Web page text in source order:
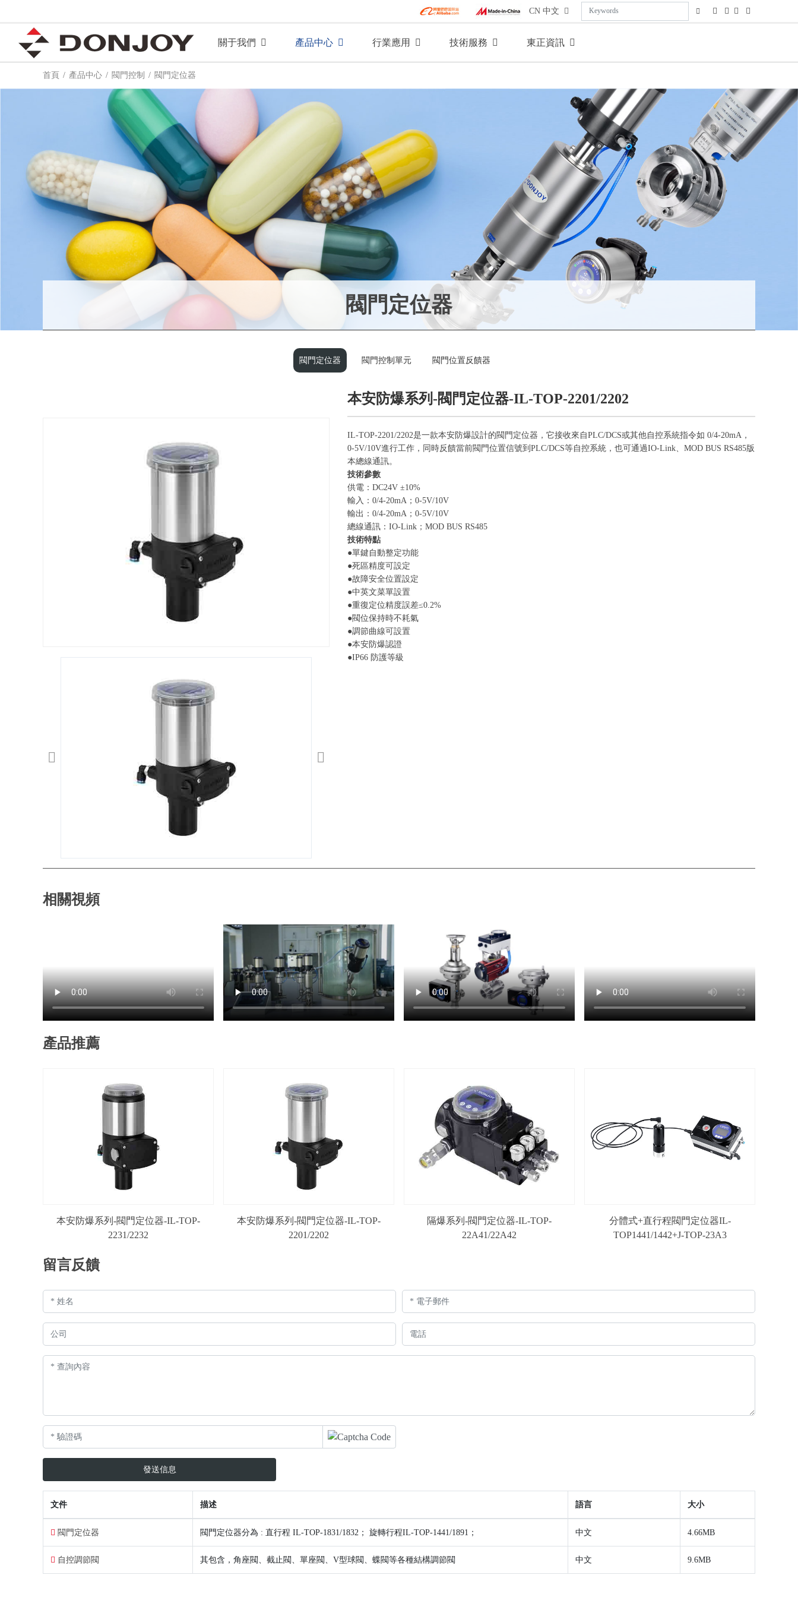
CN 中文
關于我們 產品中心 行業應用 技術服務 東正資訊
首頁 產品中心 閥門控制 閥門定位器
閥門定位器
閥門定位器 閥門控制單元 閥門位置反饋器
本安防爆系列-閥門定位器-IL-TOP-2201/2202
IL-TOP-2201/2202是一款本安防爆設計的閥門定位器，它接收來自PLC/DCS或其他自控系統指令如 0/4-20mA，
0-5V/10V進行工作，同時反饋當前閥門位置信號到PLC/DCS等自控系統，也可通過IO-Link、MOD BUS RS485版
本總線通訊。
技術參數
供電：DC24V ±10%
輸入：0/4-20mA；0-5V/10V
輸出：0/4-20mA；0-5V/10V
總線通訊：IO-Link；MOD BUS RS485
技術特點
●單鍵自動整定功能
●死區精度可設定
●故障安全位置設定
●中英文菜單設置
●重復定位精度誤差≤0.2%
●閥位保持時不耗氣
●調節曲線可設置
●本安防爆認證
●IP66 防護等級
相關視頻
產品推薦
本安防爆系列-閥門定位器-IL-TOP-
2231/2232
本安防爆系列-閥門定位器-IL-TOP-
2201/2202
隔爆系列-閥門定位器-IL-TOP-
22A41/22A42
分體式+直行程閥門定位器IL-
TOP1441/1442+J-TOP-23A3
留言反饋
發送信息
文件 描述 語言 大小
閥門定位器 閥門定位器分為 : 直行程 IL-TOP-1831/1832； 旋轉行程IL-TOP-1441/1891； 中文 4.66MB
自控調節閥 其包含，角座閥、截止閥、單座閥、V型球閥、蝶閥等各種結構調節閥 中文 9.6MB